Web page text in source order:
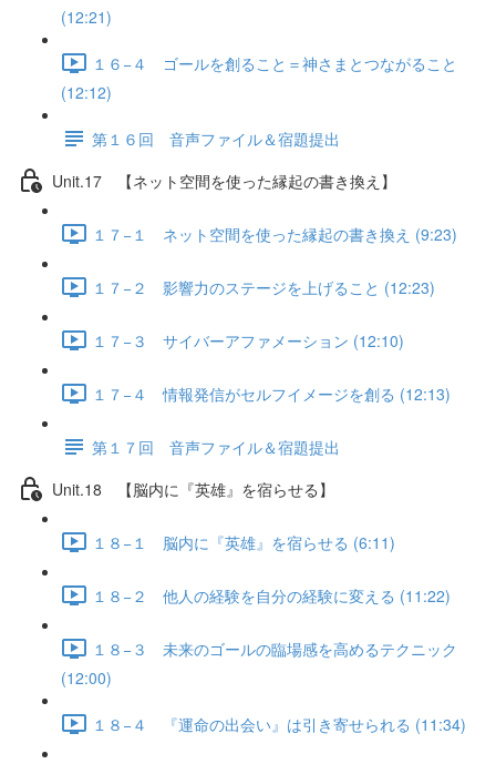
(12:21)
１６−４ ゴールを創ること＝神さまとつながること
(12:12)
第１６回 音声ファイル＆宿題提出
Unit.17 【ネット空間を使った縁起の書き換え】
１７−１ ネット空間を使った縁起の書き換え (9:23)
１７−２ 影響力のステージを上げること (12:23)
１７−３ サイバーアファメーション (12:10)
１７−４ 情報発信がセルフイメージを創る (12:13)
第１７回 音声ファイル＆宿題提出
Unit.18 【脳内に『英雄』を宿らせる】
１８−１ 脳内に『英雄』を宿らせる (6:11)
１８−２ 他人の経験を自分の経験に変える (11:22)
１８−３ 未来のゴールの臨場感を高めるテクニック
(12:00)
１８−４ 『運命の出会い』は引き寄せられる (11:34)